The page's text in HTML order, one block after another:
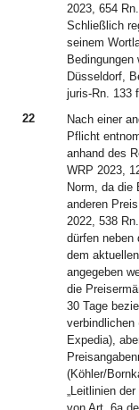
2023, 654
Schließlich
seinem
Düsseldorf,
juris-Rn. 133
22
Nach einer
Pflicht
anhand des
WRP 2023,
Norm, da die
anderen
2022, 538
dürfen neben
dem
angegeben
die
30 Tage
verbindlichen
Expedia),
(Köhler/
„Leitlinien